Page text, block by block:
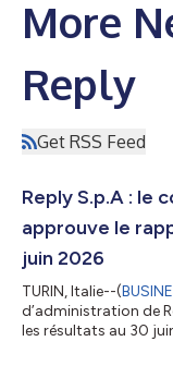
More
Reply
Get RSS Feed
Reply S.p.A : le
approuve le
juin 2026
TURIN, Italie--(
d’administration de
les résultats au 30